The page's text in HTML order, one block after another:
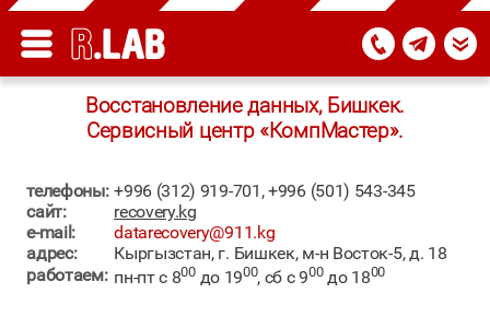
Восстановление данных, Бишкек.
Сервисный центр «КомпМастер».
телефоны: +996 (312) 919-701, +996 (501) 543-345
сайт:
recovery.kg
e-mail:
datarecovery@911.kg
адрес:
Кыргызстан, г. Бишкек, м-н Восток-5, д. 18
работаем: пн-пт с 800до 1900, сб с 900до 1800